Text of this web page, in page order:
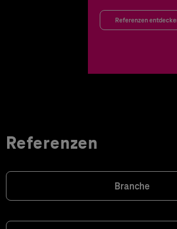
Referenzen
Referenzen
Branche